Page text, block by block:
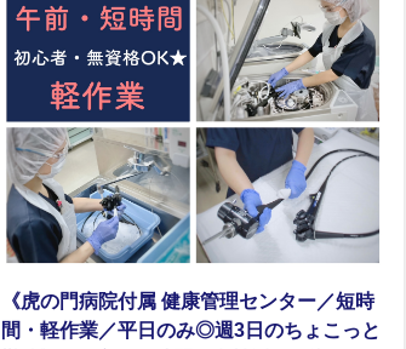
《虎の門病院付属 健康管理センター／短時
間・軽作業／平日のみ◎週3日のちょこっと